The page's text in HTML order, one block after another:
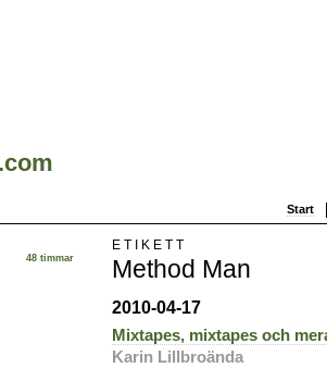
Start
48 timmar
ETIKETT
Method Man
2010-04-17
Mixtapes, mixtapes och
Karin Lillbroända